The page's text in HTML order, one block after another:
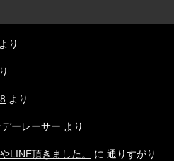
より
より
ーレーサー より
LINE頂きました。 に 通りすがり